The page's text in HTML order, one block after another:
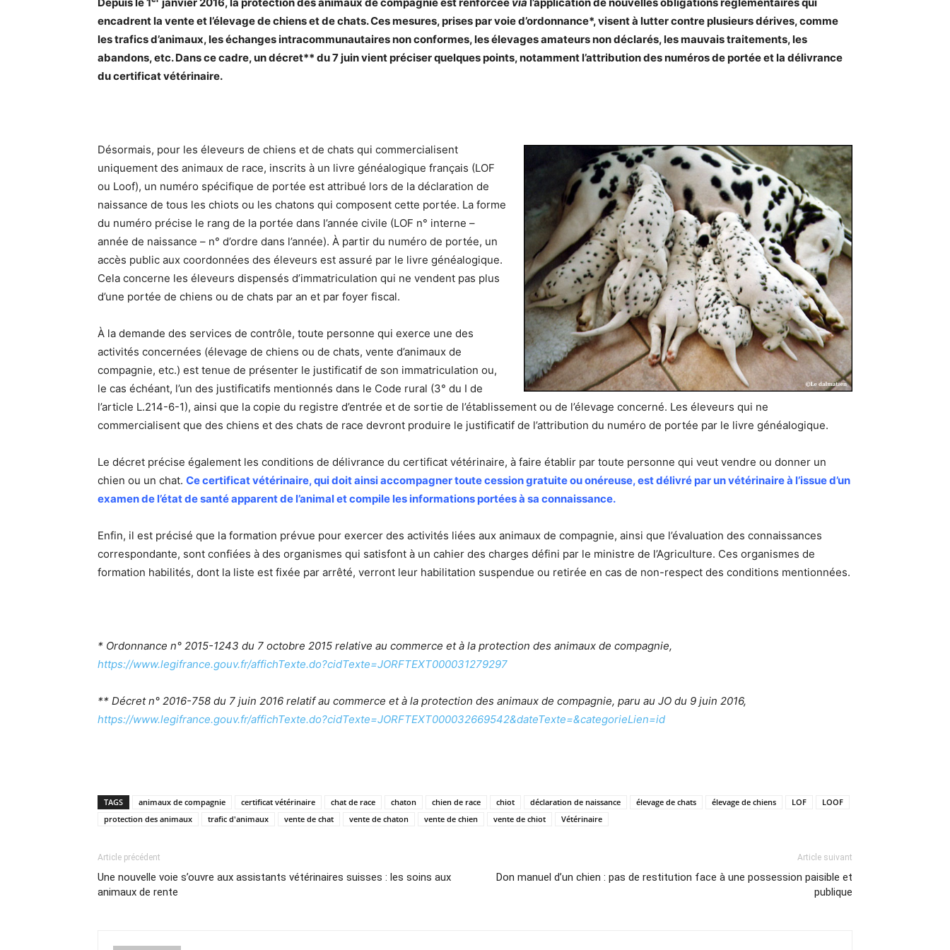
encadrent la vente et l’élevage de chiens et de chats.Ces mesures, prises par voie d’ordonnance*, visent à lutter contre plusieurs dérives, comme
les trafics d’animaux, les échanges intracommunautaires non conformes, les élevages amateurs non déclarés, les mauvais traitements, les
abandons, etc. Dans ce cadre, un décret** du 7 juin vient préciser quelques points, notammentl’attribution des numéros de portée et la délivrance
du certificat vétérinaire.
Désormais, pour les éleveurs de chiens et de chats qui commercialisent
uniquement des animaux de race, inscrits à un livre généalogique français (LOF
ou Loof), un numéro spécifique de portée est attribué lors de la déclaration de
naissance de tous les chiots ou les chatons qui composent cette portée. La forme
du numéro précise le rang de la portée dans l’année civile (LOF n° interne –
année de naissance – n° d’ordre dans l’année). À partir du numéro de portée, un
accès public aux coordonnées des éleveurs est assuré par le livre généalogique.
Cela concerne les éleveurs dispensés d’immatriculation qui ne vendent pas plus
d’une portée de chiens ou de chats par an et par foyer fiscal.
À la demande des services de contrôle, toute personne qui exerce une des
activités concernées (élevage de chiens ou de chats, vente d’animaux de
compagnie, etc.) est tenue de présenter le justificatif de son immatriculation ou,
le cas échéant, l’un des justificatifs mentionnés dans le Code rural (3° du I de
l’article L.214-6-1), ainsi que la copie du registre d’entrée et de sortie de l’établissement ou de l’élevage concerné. Les éleveurs qui ne
commercialisent que des chiens et des chats de race devront produire le justificatif de l’attribution du numéro de portée par le livre généalogique.
Le décret précise également les conditions de délivrance du certificat vétérinaire, à faire établir par toute personne qui veut vendre ou donner un
chien ou un chat. Ce certificat vétérinaire, qui doit ainsi accompagner toute cession gratuite ou onéreuse, est délivré par un vétérinaire à l’issue d’un
examen de l’état de santé apparent de l’animal et compile les informations portées à sa connaissance.
Enfin, il est précisé que la formation prévue pour exercer des activités liées aux animaux de compagnie, ainsi que l’évaluation des connaissances
correspondante, sont confiées à des organismes qui satisfont à un cahier des charges défini par le ministre de l’Agriculture. Ces organismes de
formation habilités, dont la liste est fixée par arrêté, verront leur habilitation suspendue ou retirée en cas de non-respect des conditions mentionnées.
* Ordonnance n° 2015-1243 du 7 octobre 2015 relative au commerce et à la protection des animaux de compagnie,
https://www.legifrance.gouv.fr/affichTexte.do?cidTexte=JORFTEXT000031279297
** Décret n° 2016-758 du 7 juin 2016 relatif au commerce et à la protection des animaux de compagnie, paru au JO du 9 juin 2016,
https://www.legifrance.gouv.fr/affichTexte.do?cidTexte=JORFTEXT000032669542&dateTexte=&categorieLien=id
TAGS animaux de compagnie certificat vétérinaire chat de race chaton chien de race chiot déclaration de naissance élevage de chats élevage de chiens LOF
LOOF
protection des animaux
trafic d'animaux vente de chat vente de chaton vente de chien vente de chiot Vétérinaire
Article précédent
Une nouvelle voie s’ouvre aux assistants vétérinaires suisses : les soins aux
animaux de rente
Article suivant
Don manuel d’un chien : pas de restitution face à une possession paisible et
publique